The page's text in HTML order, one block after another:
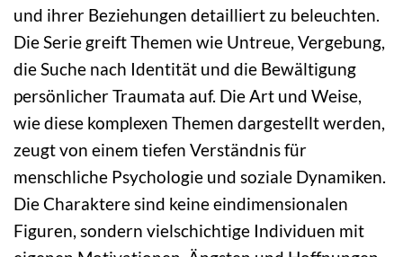
und ihrer Beziehungen detailliert zu beleuchten.
Die Serie greift Themen wie Untreue, Vergebung,
die Suche nach Identität und die Bewältigung
persönlicher Traumata auf. Die Art und Weise,
wie diese komplexen Themen dargestellt werden,
zeugt von einem tiefen Verständnis für
menschliche Psychologie und soziale Dynamiken.
Die Charaktere sind keine eindimensionalen
Figuren, sondern vielschichtige Individuen mit